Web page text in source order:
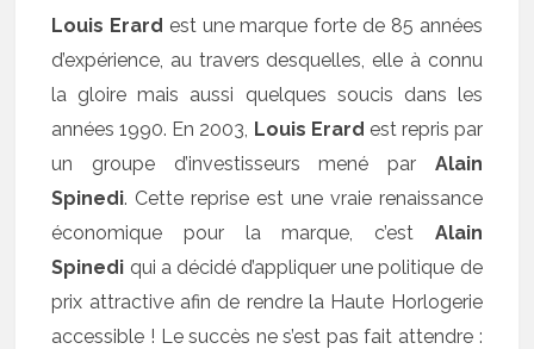
Louis Erard est une marque forte de 85 années
d’expérience, au travers desquelles, elle à connu
la gloire mais aussi quelques soucis dans les
années 1990. En 2003, Louis Erard est repris par
un groupe d’investisseurs mené par Alain
Spinedi. Cette reprise est une vraie renaissance
économique pour la marque, c’est Alain
Spinedi qui a décidé d’appliquer une politique de
prix attractive afin de rendre la Haute Horlogerie
accessible ! Le succès ne s’est pas fait attendre :